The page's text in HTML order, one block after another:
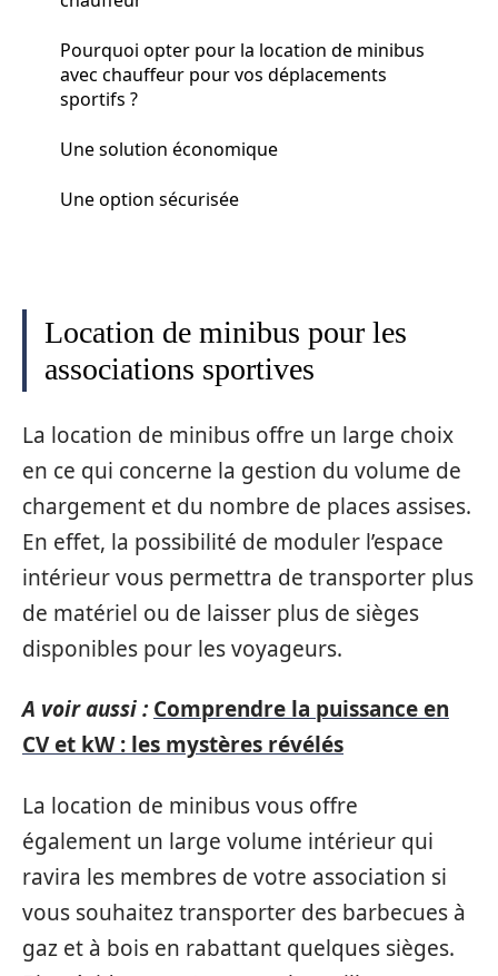
Pourquoi opter pour la location de minibus
avec chauffeur pour vos déplacements
sportifs ?
Une solution économique
Une option sécurisée
Location de minibus pour les
associations sportives
La location de minibus offre un large choix
en ce qui concerne la gestion du volume de
chargement et du nombre de places assises.
En effet, la possibilité de moduler l’espace
intérieur vous permettra de transporter plus
de matériel ou de laisser plus de sièges
disponibles pour les voyageurs.
A voir aussi : Comprendre la puissance en
CV et kW : les mystères révélés
La location de minibus vous offre
également un large volume intérieur qui
ravira les membres de votre association si
vous souhaitez transporter des barbecues à
gaz et à bois en rabattant quelques sièges.